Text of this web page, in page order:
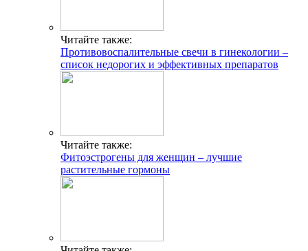
Читайте также:
Противовоспалительные свечи в гинекологии –
список недорогих и эффективных препаратов
Читайте также:
Фитоэстрогены для женщин – лучшие
растительные гормоны